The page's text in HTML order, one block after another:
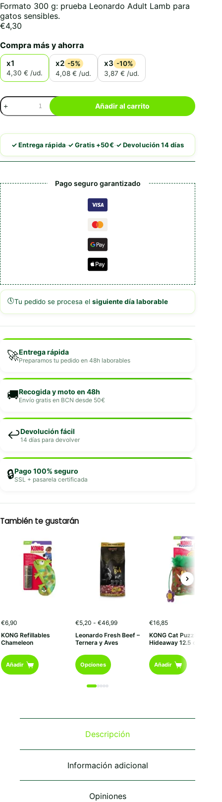
Formato 300 g: prueba Leonardo Adult Lamb para
gatos sensibles.
€4,30
Compra más y ahorra
x1
4,30 € /ud.
x2 -5%
4,08 € /ud.
x3 -10%
3,87 € /ud.
Leonardo
Adult
Lamb
Añadir al carrito
✓ Entrega rápida·✓ Gratis +50€·✓ Devolución 14 días
Pago seguro garantizado
🕔Tu pedido se procesa el siguiente día laborable
🚀Entrega rápida
Preparamos tu pedido en 48h laborables
🚚Recogida y moto en 48h
Envío gratis en BCN desde 50€
↩️Devolución fácil
14 días para devolver
🔒Pago 100% seguro
SSL + pasarela certificada
También te gustarán
€6,90
KONG Refillables
Chameleon
Añadir
€5,20 - €46,99Rango
precios:
desde
Leonardo Fresh Beef –
Ternera y Aves
Opciones
Este
producto
múltiples
opciones
pueden
elegir
la
página
producto
€16,85
KONG Cat Puzzlements
Hideaway 12.5 cm
Añadir
Descripción
Información adicional
Opiniones